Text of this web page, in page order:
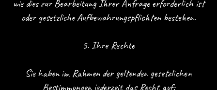
wie dies zur Bearbeitung Ihrer Anfrage erforderlich ist
oder gesetzliche Aufbewahrungspflichten bestehen.
5. Ihre Rechte
Sie haben im Rahmen der geltenden gesetzlichen
Bestimmungen jederzeit das Recht auf: